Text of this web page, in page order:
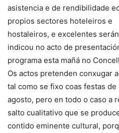
asistencia e de rendibilidade
propios sectores hoteleiros e
hostaleiros, e excelentes
indicou no acto de
programa esta mañá no
Os actos pretenden conxugar
tal como se fixo coas festas de
agosto, pero en todo o caso a
salto cualitativo que se
contido eminente cultural,